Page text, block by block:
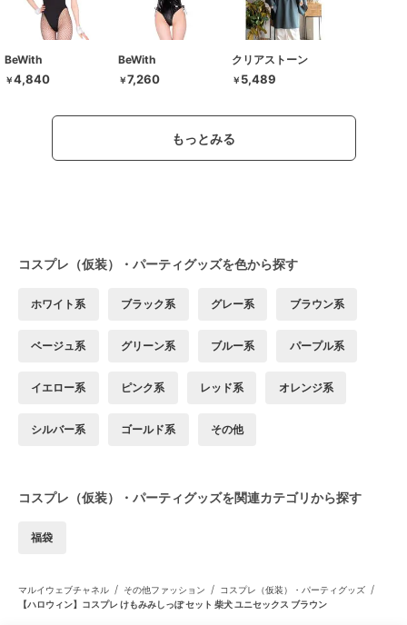
BeWith
￥4,840
BeWith
￥7,260
クリアストーン
￥ 5,489
もっとみる
コスプレ（仮装）・パーティグッズを色から探す
ホワイト系 ブラック系 グレー系 ブラウン系
ベージュ系 グリーン系 ブルー系 パープル系
イエロー系 ピンク系 レッド系 オレンジ系
シルバー系 ゴールド系 その他
コスプレ（仮装）・パーティグッズを関連カテゴリから探す
福袋
マルイウェブチャネル / その他ファッション / コスプレ（仮装）・パーティグッズ /
【ハロウィン】コスプレ けもみみしっぽ セット 柴犬 ユニセックス ブラウン